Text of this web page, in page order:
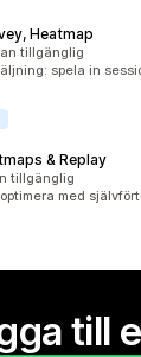
Heatmap
tillgänglig
spela in
& Replay
tillgänglig
med
till